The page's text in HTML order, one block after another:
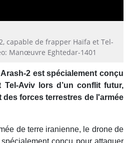
capable de frapper Haïfa et Tel-
Manœuvre Eghtedar-1401
2 est spécialement conçu
Tel-Aviv lors d’un conflit futur,
des forces terrestres de l'armée
de terre iranienne, le drone de